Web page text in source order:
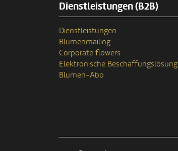
Dienstleistungen (B2B)
Dienstleistungen
Blumenmailing
Corporate flowers
Elektronische Beschaffungslösung
Blumen-Abo